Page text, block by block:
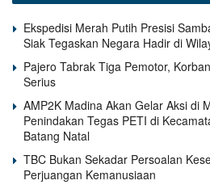
Ekspedisi Merah Putih Presisi
Siak Tegaskan Negara Hadir di
Pajero Tabrak Tiga Pemotor,
Serius
AMP2K Madina Akan Gelar Aksi di
Penindakan Tegas PETI di
Batang Natal
TBC Bukan Sekadar Persoalan
Perjuangan Kemanusiaan